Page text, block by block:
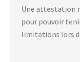
Une attestation
pour pouvoir
limitations lors